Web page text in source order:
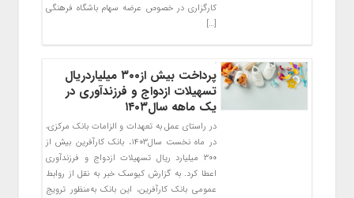
کارگزاری در خصوص عرضه سهام باشگاه فرهنگی
[…]
پرداخت بیش از۳۰۰ میلیاردریال
تسهیلات ازدواج و فرزندآوری در
یک ماهه سال۱۴۰۳
در راستای عمل به تعهدات و الزامات بانک مرکزی،
در ماه نخست سال۱۴۰۳، بانک کارآفرین بیش از
۳۰۰ میلیارد ریال تسهیلات ازدواج و فرزندآوری
اعطا کرد. به گزارش کیوسک خبر به نقل از روابط
عمومی بانک کارآفرین، این بانک به‌منظور ترویج